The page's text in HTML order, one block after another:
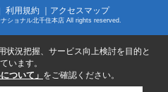
｜ 利用規約 ｜アクセスマップ
ショナル北千住本店 All rights reserved.
状況把握、サービス向上検討を目的と
います。
ついて」 をご確認ください。